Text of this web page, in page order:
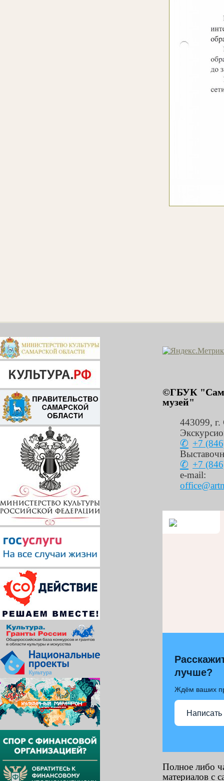
©ГБУК
музей"
443099, г.
+7
+7
e-mail:
лучше?
Ждём ваших
Написать
Полное либо
материалов с